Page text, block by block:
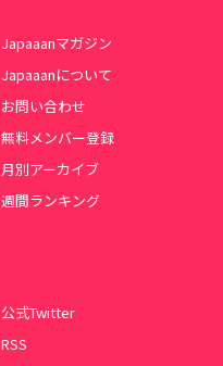
Japaaanマガジン
Japaaanについて
お問い合わせ
無料メンバー登録
月別アーカイブ
週間ランキング
公式Twitter
RSS